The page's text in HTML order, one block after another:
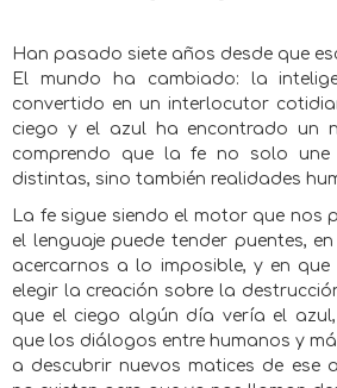
Han pasado siete años desde que
El mundo ha cambiado: la
convertido en un interlocutor
ciego y el azul ha encontrado un
comprendo que la fe no solo une
distintas, sino también realidades
La fe sigue siendo el motor que nos
el lenguaje puede tender puentes,
acercarnos a lo imposible, y en
elegir la creación sobre la
que el ciego algún día vería el
que los diálogos entre humanos y
a descubrir nuevos matices de ese